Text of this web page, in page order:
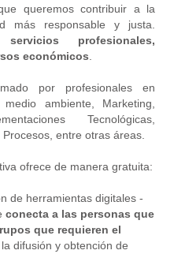
queremos contribuir a la
más responsable y justa.
servicios profesionales,
económicos
por profesionales en
ambiente, Marketing,
Tecnológicas,
entre otras áreas.
ofrece de manera gratuita:
de herramientas digitales -
conecta a las personas que
que requieren el
la difusión y obtención de